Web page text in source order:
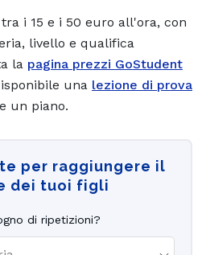
i 15 e i 50 euro all'ora, con
livello e qualifica
la pagina prezzi GoStudent
una lezione di prova
un piano.
per raggiungere il
dei tuoi figli
di ripetizioni?